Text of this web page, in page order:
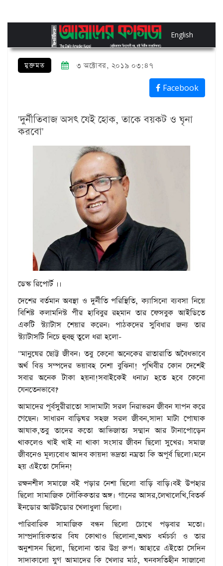
English
মুক্তমত ৩ অক্টোবর, ২০১৯ ০৩:৪৭
Facebook
'দুর্নীতিবাজ অসৎ যেই হোক, তাকে বয়কট ও ঘৃনা
করবো'
ডেস্ক রিপোর্ট ।।
দেশের বর্তমান অবস্থা ও দুর্নীতি পরিস্থিতি, ক্যাসিনো ব্যবসা নিয়ে
বিশিষ্ট কলামনিস্ট পীর হাবিবুর রহমান তার ফেসবুক আইডিতে
একটি স্ট্যাটাস শেয়ার করেন। পাঠকদের সুবিধার জন্য তার
স্ট্যাটাসটি নিচে হুবহু তুলে ধরা হলো-
"মানুষের ছোট্ট জীবন। তবু কেনো অনেকের রাতারাতি অবৈধভাবে
অর্থ বিত্ত সম্পদের ভয়াবহ নেশা বুঝিনা! পৃথিবীর কোন দেশেই
সবার অনেক টাকা হয়না!সবাইকেই ধনাঢ্য হতে হবে কেনো
যেনতেনভাবে?
আমাদের পূর্বসুরীরাতো সাদামাটা সরল নিরাভরন জীবন যাপন করে
গেছেন। সাধারন বাড়িঘর সহজ সরল জীবন,সাদা মাটা পোষাক
আষাক,তবু তাদের কতো আভিজাত্য সম্মান আর টানাপোড়েন
থাকলেও খাই খাই না থাকা সংসার জীবন ছিলো সুখের। সমাজ
জীবনেও মূল্যবোধ আদব কায়দা ভদ্রতা নম্রতা কি অপূর্ব ছিলো।মনে
হয় এইতো সেদিন!
রক্ষনশীল সমাজে বই পড়ার নেশা ছিলো বাড়ি বাড়ি।বই উপহার
ছিলো সামাজিক লৌকিকতার অঙ্গ। গানের আসর,লেখালেখি,বিতর্ক
ইনডোর আউটডোর খেলাধুলা ছিলো।
পারিবারিক সামাজিক বন্ধন ছিলো চোখে পড়বার মতো।
সাম্প্রদায়িকতার বিষ কোথাও ছিলোনা,অথচ ধর্মচর্চা ও তার
অনুশাসন ছিলো, ছিলোনা তার উগ্র রুপ। আহারে এইতো সেদিন
সাদাকালো যুগ আমাদের কি খেলার মাঠ, ঘনবসতিহীন সাজানো